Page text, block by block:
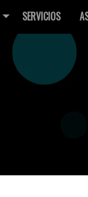
SERVICIOS